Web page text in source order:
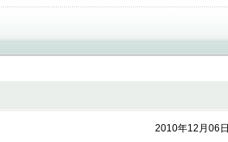
2010年12月06日